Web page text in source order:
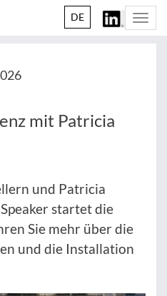
DE
mit Patricia
und Patricia
startet die
Sie mehr über die
und die Installation